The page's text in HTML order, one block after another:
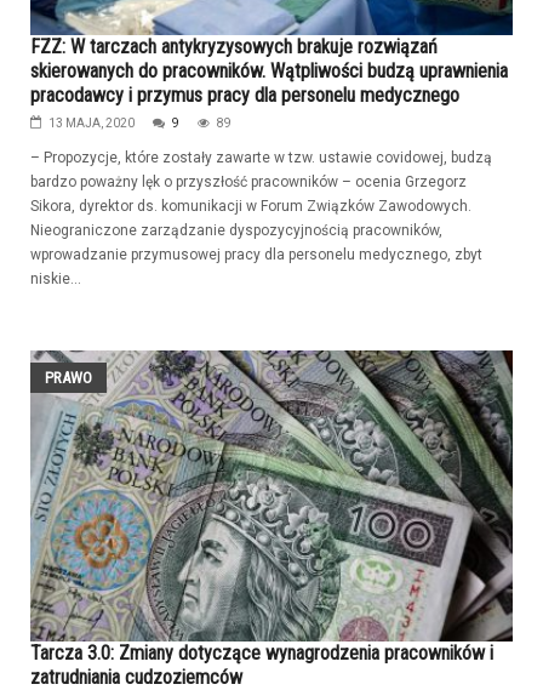
FZZ: W tarczach antykryzysowych brakuje rozwiązań
skierowanych do pracowników. Wątpliwości budzą uprawnienia
pracodawcy i przymus pracy dla personelu medycznego
13 MAJA, 2020 9 89
– Propozycje, które zostały zawarte w tzw. ustawie covidowej, budzą
bardzo poważny lęk o przyszłość pracowników – ocenia Grzegorz
Sikora, dyrektor ds. komunikacji w Forum Związków Zawodowych.
Nieograniczone zarządzanie dyspozycyjnością pracowników,
wprowadzanie przymusowej pracy dla personelu medycznego, zbyt
niskie...
PRAWO
Tarcza 3.0: Zmiany dotyczące wynagrodzenia pracowników i
zatrudniania cudzoziemców